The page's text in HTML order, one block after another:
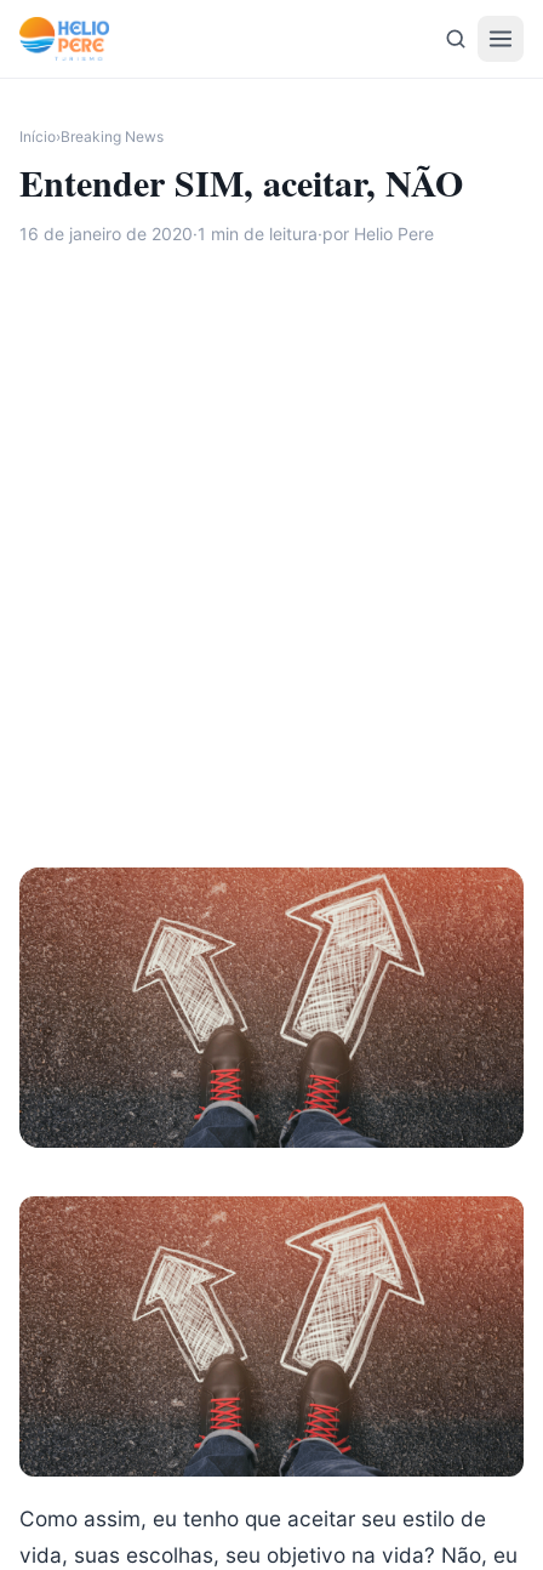
Pular para o conteúdo
Início›Breaking News
Entender SIM, aceitar, NÃO
16 de janeiro de 2020·1 min de leitura·por Helio Pere
Como assim, eu tenho que aceitar seu estilo de
vida, suas escolhas, seu objetivo na vida? Não, eu